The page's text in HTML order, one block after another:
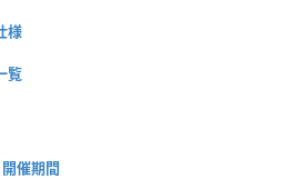
様
覧
催期間